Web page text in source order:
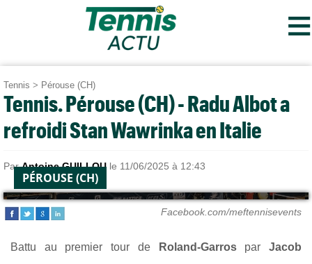
≡
Tennis > Pérouse (CH)
Tennis. Pérouse (CH) - Radu Albot a
refroidi Stan Wawrinka en Italie
ParAntoine GUILLOU le 11/06/2025 à 12:43
PÉROUSE (CH)
Facebook.com/meftennisevents
Battu au premier tour de Roland-Garrospar Jacob